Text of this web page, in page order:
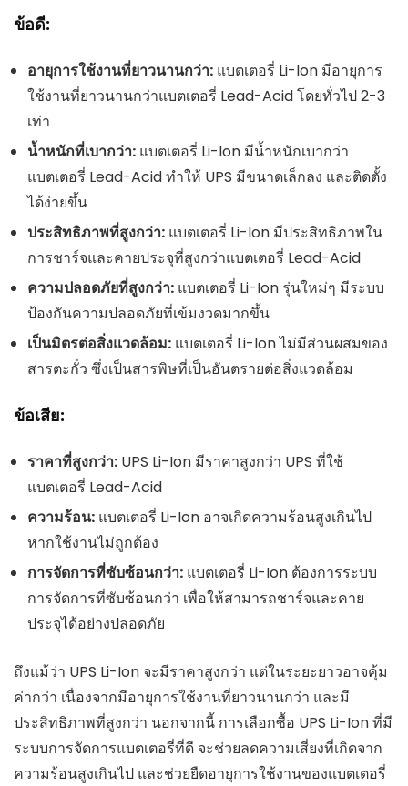
ข้อดี:
อายุการใช้งานที่ยาวนานกว่า: แบตเตอรี่ Li-Ion มีอายุการ
ใช้งานที่ยาวนานกว่าแบตเตอรี่ Lead-Acid โดยทั่วไป 2-3
เท่า
น้ำหนักที่เบากว่า: แบตเตอรี่ Li-Ion มีน้ำหนักเบากว่า
แบตเตอรี่ Lead-Acid ทำให้ UPS มีขนาดเล็กลง และติดตั้ง
ได้ง่ายขึ้น
ประสิทธิภาพที่สูงกว่า: แบตเตอรี่ Li-Ion มีประสิทธิภาพใน
การชาร์จและคายประจุที่สูงกว่าแบตเตอรี่ Lead-Acid
ความปลอดภัยที่สูงกว่า: แบตเตอรี่ Li-Ion รุ่นใหม่ๆ มีระบบ
ป้องกันความปลอดภัยที่เข้มงวดมากขึ้น
เป็นมิตรต่อสิ่งแวดล้อม: แบตเตอรี่ Li-Ion ไม่มีส่วนผสมของ
สารตะกั่ว ซึ่งเป็นสารพิษที่เป็นอันตรายต่อสิ่งแวดล้อม
ข้อเสีย:
ราคาที่สูงกว่า: UPS Li-Ion มีราคาสูงกว่า UPS ที่ใช้
แบตเตอรี่ Lead-Acid
ความร้อน: แบตเตอรี่ Li-Ion อาจเกิดความร้อนสูงเกินไป
หากใช้งานไม่ถูกต้อง
การจัดการที่ซับซ้อนกว่า: แบตเตอรี่ Li-Ion ต้องการระบบ
การจัดการที่ซับซ้อนกว่า เพื่อให้สามารถชาร์จและคาย
ประจุได้อย่างปลอดภัย
ถึงแม้ว่า UPS Li-Ion จะมีราคาสูงกว่า แต่ในระยะยาวอาจคุ้ม
ค่ากว่า เนื่องจากมีอายุการใช้งานที่ยาวนานกว่า และมี
ประสิทธิภาพที่สูงกว่า นอกจากนี้ การเลือกซื้อ UPS Li-Ion ที่มี
ระบบการจัดการแบตเตอรี่ที่ดี จะช่วยลดความเสี่ยงที่เกิดจาก
ความร้อนสูงเกินไป และช่วยยืดอายุการใช้งานของแบตเตอรี่